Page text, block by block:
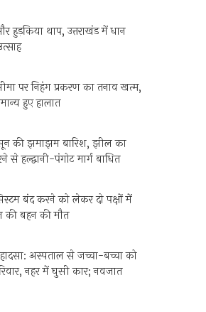
हुड़किया थाप, उत्तराखंड में धान
पर निहंग प्रकरण का तनाव खत्म,
हुए हालात
की झमाझम बारिश, झील का
से हल्द्वानी-पंगोट मार्ग बाधित
बंद करने को लेकर दो पक्षों में
की बहन की मौत
हादसा: अस्पताल से जच्चा-बच्चा को
नहर में घुसी कार; नवजात